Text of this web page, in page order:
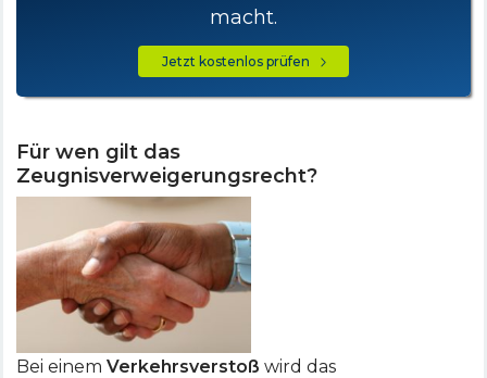
macht.
Jetzt kostenlos prüfen
Für wen gilt das
Zeugnisverweigerungsrecht?
Bei einem Verkehrsverstoß wird das